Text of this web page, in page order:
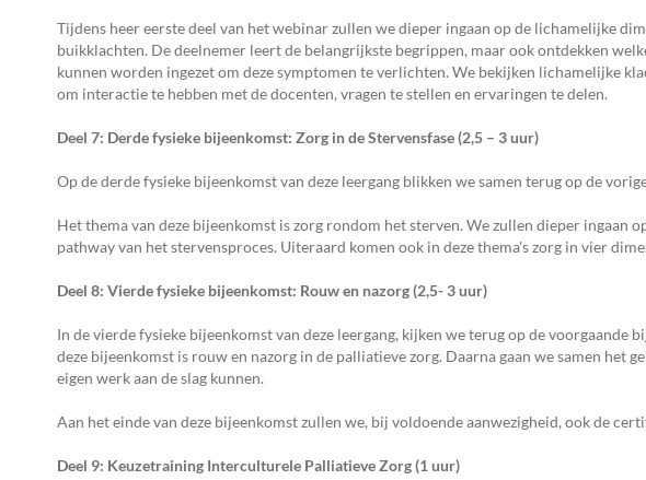
Tijdens heer eerste deel van het webinar zullen we dieper ingaan op de lichamelijke
buikklachten. De deelnemer leert de belangrijkste begrippen, maar ook ontdekken
kunnen worden ingezet om deze symptomen te verlichten. We bekijken lichamelijke
om interactie te hebben met de docenten, vragen te stellen en ervaringen te delen.
Deel 7: Derde fysieke bijeenkomst: Zorg in de Stervensfase (2,5 – 3 uur)
Op de derde fysieke bijeenkomst van deze leergang blikken we samen terug op de
Het thema van deze bijeenkomst is zorg rondom het sterven. We zullen dieper ingaan
pathway van het stervensproces. Uiteraard komen ook in deze thema's zorg in vier
Deel 8: Vierde fysieke bijeenkomst: Rouw en nazorg (2,5- 3 uur)
In de vierde fysieke bijeenkomst van deze leergang, kijken we terug op de voorgaande
deze bijeenkomst is rouw en nazorg in de palliatieve zorg. Daarna gaan we samen het
eigen werk aan de slag kunnen.
Aan het einde van deze bijeenkomst zullen we, bij voldoende aanwezigheid, ook de
Deel 9: Keuzetraining Interculturele Palliatieve Zorg (1 uur)